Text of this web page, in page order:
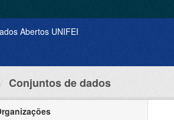
Conjuntos de dados